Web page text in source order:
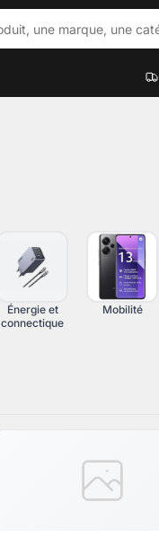
Sacs et sacoches
Supports et accessoires
Filtres de confidentialité
Énergie et
connectique
Mobilité